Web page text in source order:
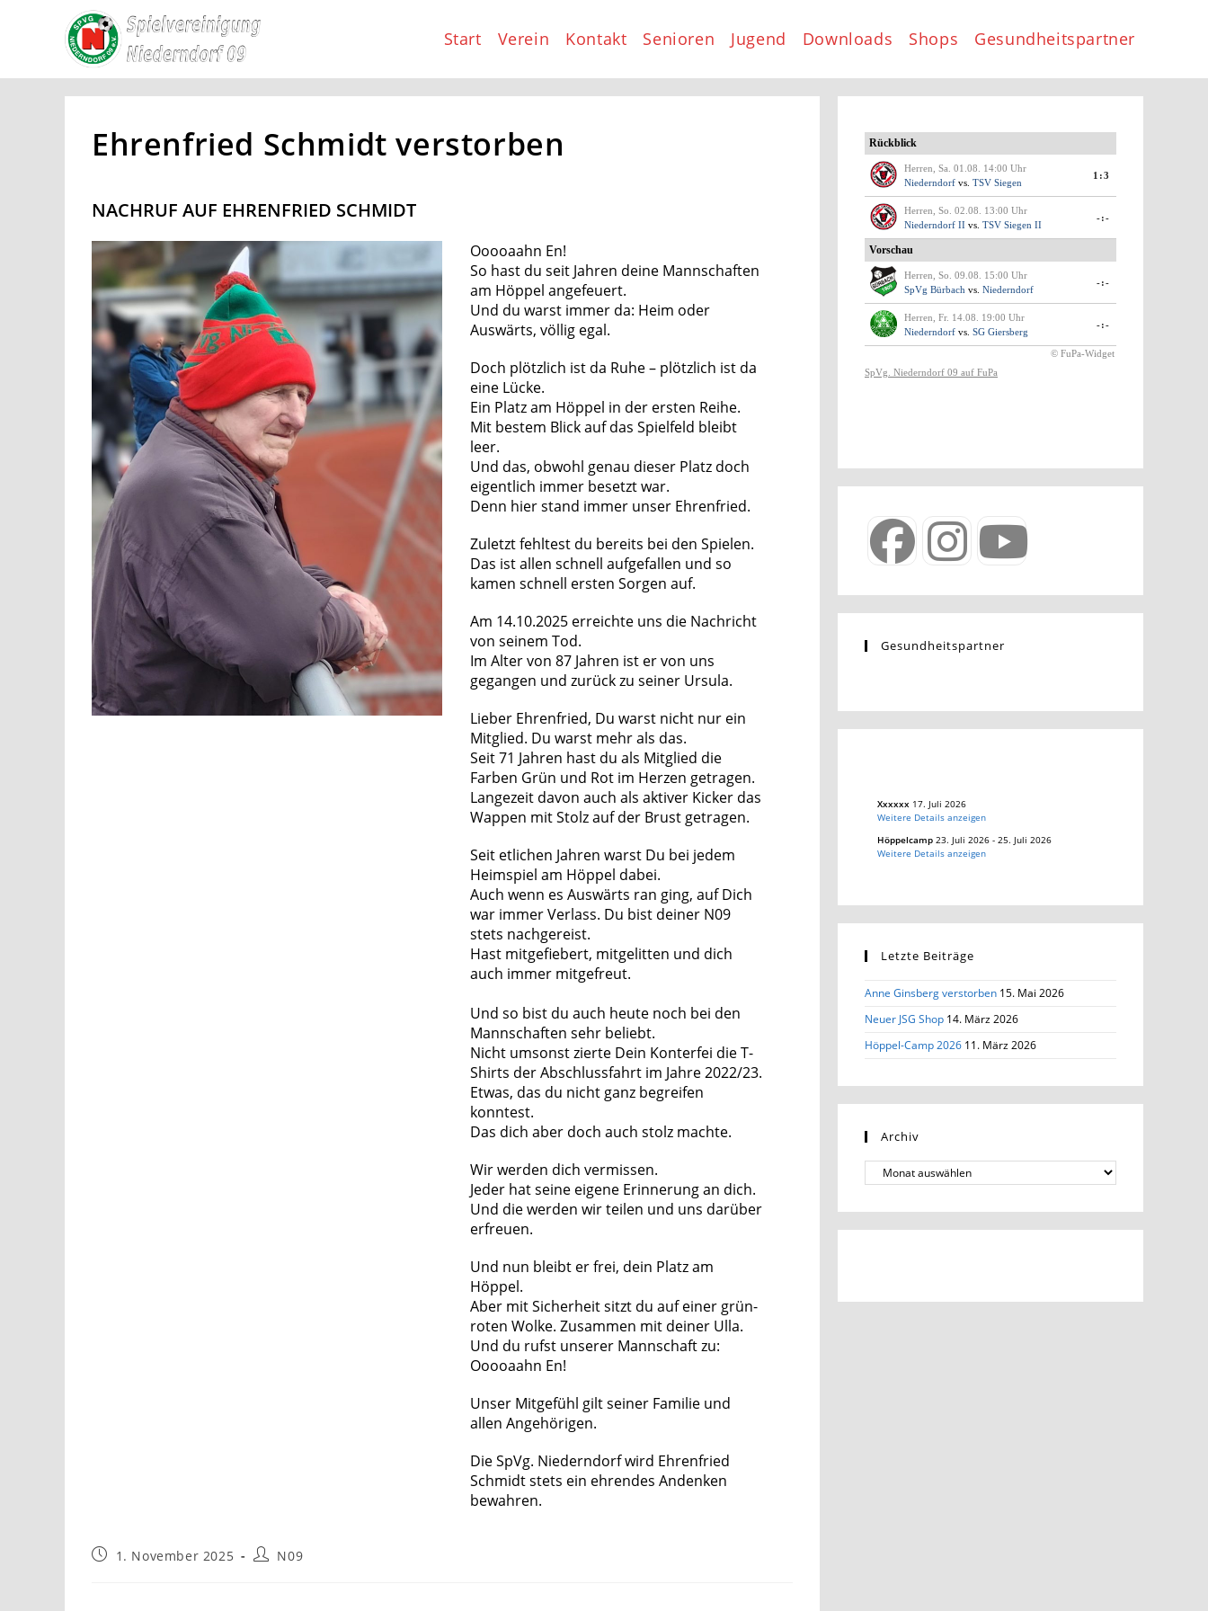
Start Verein Kontakt Senioren Jugend Downloads Shops Gesundheitspartner
Ehrenfried Schmidt verstorben
NACHRUF AUF EHRENFRIED SCHMIDT
Ooooaahn En!
So hast du seit Jahren deine Mannschaften
am Höppel angefeuert.
Und du warst immer da: Heim oder
Auswärts, völlig egal.
Doch plötzlich ist da Ruhe – plötzlich ist da
eine Lücke.
Ein Platz am Höppel in der ersten Reihe.
Mit bestem Blick auf das Spielfeld bleibt
leer.
Und das, obwohl genau dieser Platz doch
eigentlich immer besetzt war.
Denn hier stand immer unser Ehrenfried.
Zuletzt fehltest du bereits bei den Spielen.
Das ist allen schnell aufgefallen und so
kamen schnell ersten Sorgen auf.
Am 14.10.2025 erreichte uns die Nachricht
von seinem Tod.
Im Alter von 87 Jahren ist er von uns
gegangen und zurück zu seiner Ursula.
Lieber Ehrenfried, Du warst nicht nur ein
Mitglied. Du warst mehr als das.
Seit 71 Jahren hast du als Mitglied die
Farben Grün und Rot im Herzen getragen.
Langezeit davon auch als aktiver Kicker das
Wappen mit Stolz auf der Brust getragen.
Seit etlichen Jahren warst Du bei jedem
Heimspiel am Höppel dabei.
Auch wenn es Auswärts ran ging, auf Dich
war immer Verlass. Du bist deiner N09
stets nachgereist.
Hast mitgefiebert, mitgelitten und dich
auch immer mitgefreut.
Und so bist du auch heute noch bei den
Mannschaften sehr beliebt.
Nicht umsonst zierte Dein Konterfei die T-
Shirts der Abschlussfahrt im Jahre 2022/23.
Etwas, das du nicht ganz begreifen
konntest.
Das dich aber doch auch stolz machte.
Wir werden dich vermissen.
Jeder hat seine eigene Erinnerung an dich.
Und die werden wir teilen und uns darüber
erfreuen.
Und nun bleibt er frei, dein Platz am
Höppel.
Aber mit Sicherheit sitzt du auf einer grün-
roten Wolke. Zusammen mit deiner Ulla.
Und du rufst unserer Mannschaft zu:
Ooooaahn En!
Unser Mitgefühl gilt seiner Familie und
allen Angehörigen.
Die SpVg. Niederndorf wird Ehrenfried
Schmidt stets ein ehrendes Andenken
bewahren.
1. November 2025 N09
Gesundheitspartner
Xxxxxx 17. Juli 2026
Weitere Details anzeigen
Höppelcamp 23. Juli 2026 - 25. Juli 2026
Weitere Details anzeigen
Letzte Beiträge
Anne Ginsberg verstorben 15. Mai 2026
Neuer JSG Shop 14. März 2026
Höppel-Camp 2026 11. März 2026
Archiv